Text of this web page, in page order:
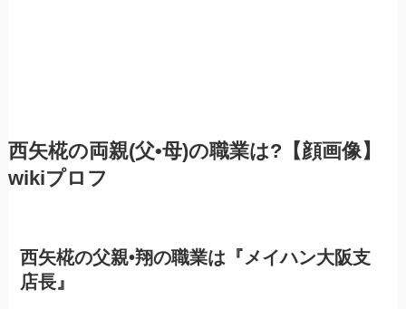
西矢椛の両親(父•母)の職業は?【顔画像】
wikiプロフ
西矢椛の父親•翔の職業は『メイハン大阪支
店長』